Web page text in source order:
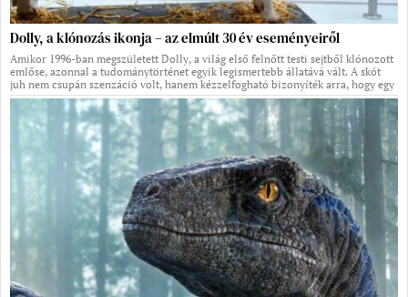
Dolly, a klónozás ikonja – az elmúlt 30 év eseményeiről
Amikor 1996-ban megszületett Dolly, a világ első felnőtt testi sejtből klónozott
emlőse, azonnal a tudománytörténet egyik legismertebb állatává vált. A skót
juh nem csupán szenzáció volt, hanem kézzelfogható bizonyíték arra, hogy egy